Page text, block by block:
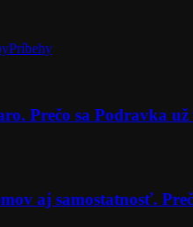
Príbehy
Prečo sa Podravka
aj samostatnosť.